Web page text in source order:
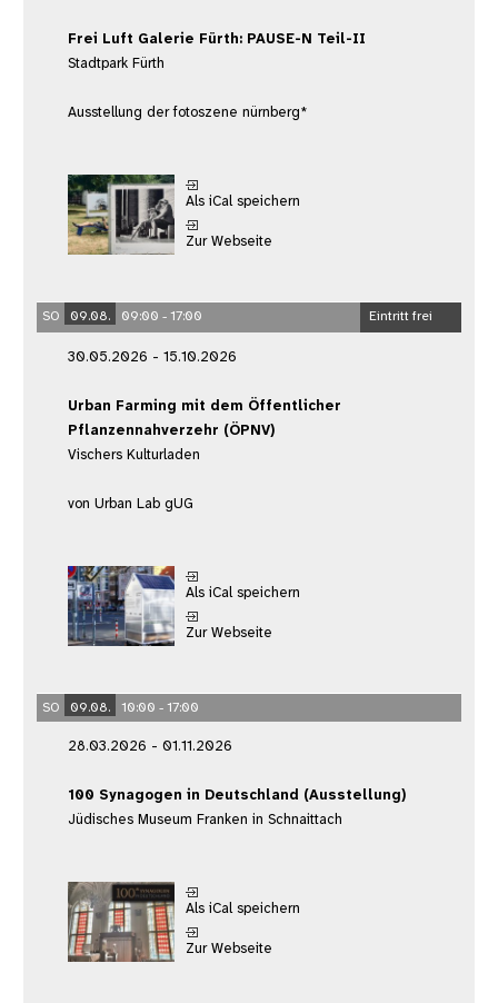
Frei Luft Galerie Fürth: PAUSE-N Teil-II
Stadtpark Fürth
Ausstellung der fotoszene nürnberg*
Als iCal speichern
Zur Webseite
SO 09.08. 09:00 - 17:00 Eintritt frei
30.05.2026 - 15.10.2026
Urban Farming mit dem Öffentlicher
Pflanzennahverzehr (ÖPNV)
Vischers Kulturladen
von Urban Lab gUG
Als iCal speichern
Zur Webseite
SO 09.08. 10:00 - 17:00
28.03.2026 - 01.11.2026
100 Synagogen in Deutschland (Ausstellung)
Jüdisches Museum Franken in Schnaittach
Als iCal speichern
Zur Webseite